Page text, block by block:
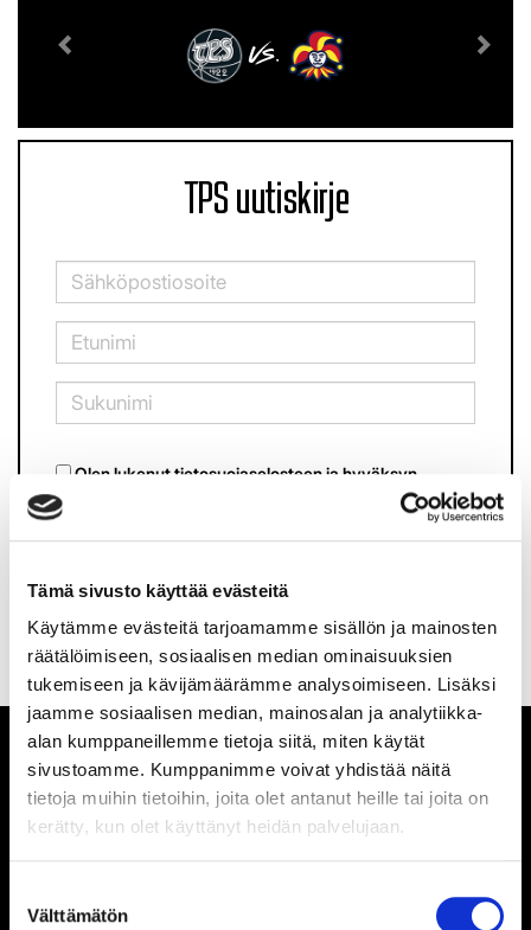
Tämä sivusto käyttää evästeitä
Käytämme evästeitä tarjoamamme sisällön ja mainosten
räätälöimiseen, sosiaalisen median ominaisuuksien
tukemiseen ja kävijämäärämme analysoimiseen. Lisäksi
jaamme sosiaalisen median, mainosalan ja analytiikka-
alan kumppaneillemme tietoja siitä, miten käytät
sivustoamme. Kumppanimme voivat yhdistää näitä
tietoja muihin tietoihin, joita olet antanut heille tai joita on
kerätty, kun olet käyttänyt heidän palvelujaan.
valinta
Välttämätön
VS.
TPS uutiskirje
Olen lukenuttietosuojaselosteenja hyväksyn
henkilötietojeni käsittelyn